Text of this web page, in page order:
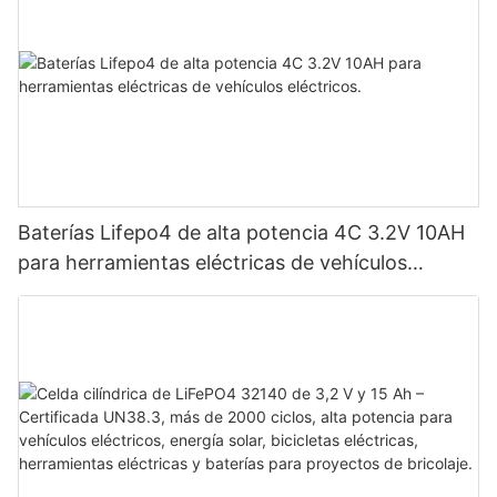
Baterías Lifepo4 de alta potencia 4C 3.2V 10AH
para herramientas eléctricas de vehículos
eléctricos.